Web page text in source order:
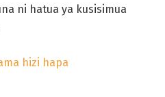
ni hatua ya kusisimua
hizi hapa